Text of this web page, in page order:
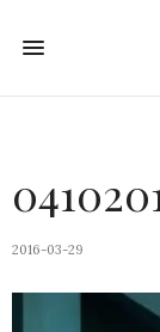
2016-03-29